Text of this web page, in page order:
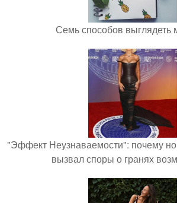
Семь способов выглядеть
"Эффект Неузнаваемости": почему
вызвал споры о гранях